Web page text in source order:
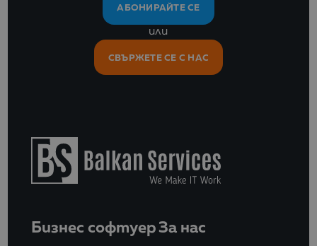
АБОНИРАЙТЕ СЕ
или
СВЪРЖЕТЕ СЕ С НАС
Бизнес софтуерЗа нас